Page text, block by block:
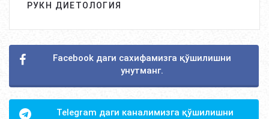
РУКН ДИЕТОЛОГИЯ
Facebook даги сахифамизга қўшилишни
унутманг.
Telegram даги каналимизга қўшилишни